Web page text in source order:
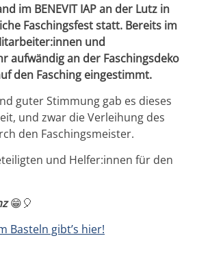
im BENEVIT IAP an der Lutz in
Faschingsfest statt. Bereits im
und
aufwändig an der Faschingsdeko
den Fasching eingestimmt.
guter Stimmung gab es dieses
und zwar die Verleihung des
den Faschingsmeister.
und Helfer:innen für den
😁🎈
Basteln gibt’s hier!